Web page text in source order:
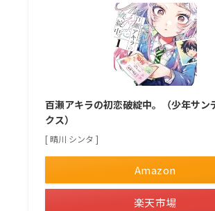
百瀬アキラの初恋破綻中。（少年サン
クス）
[ 晴川 シンタ ]
Amazon
楽天市場